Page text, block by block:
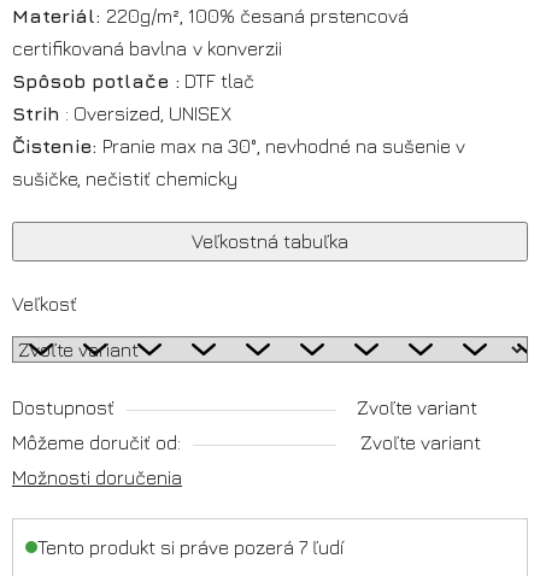
Materiál: 220g/m², 100% česaná prstencová
certifikovaná bavlna v konverzii
Spôsob potlače : DTF tlač
Strih : Oversized, UNISEX
Čistenie: Pranie max na 30°, nevhodné na sušenie v
sušičke, nečistiť chemicky
Veľkostná tabuľka
Veľkosť
Dostupnosť
Zvoľte variant
Môžeme doručiť od:
Zvoľte variant
Možnosti doručenia
Tento produkt si práve pozerá 7 ľudí